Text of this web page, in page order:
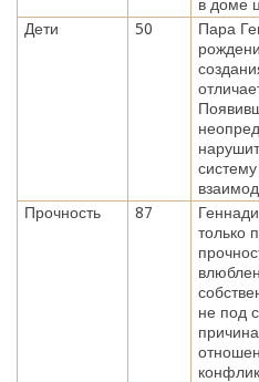
в доме
Дети
50
Пара
Прочность
87
только
не под